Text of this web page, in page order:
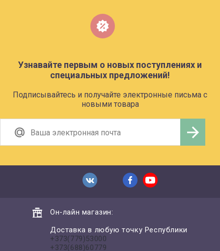
Узнавайте первым о новых поступлениях и
специальных предложений!
Подписывайтесь и получайте электронные письма с
новыми товара
Он-лайн магазин:
Доставка в любую точку Республики
+373(779)53000
+373(688)60779